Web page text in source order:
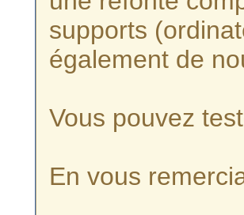
supports
également de
Vous pouvez
En vous